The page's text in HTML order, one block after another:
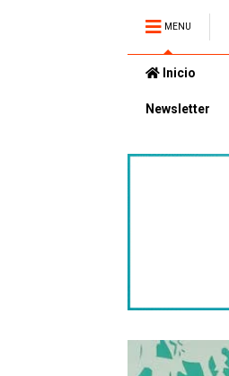
MENU
Inicio
Newsletter